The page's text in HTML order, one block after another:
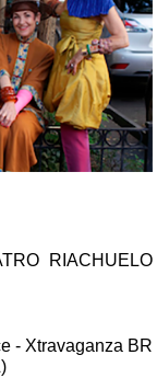
RIACHUELO
- Xtravaganza BR